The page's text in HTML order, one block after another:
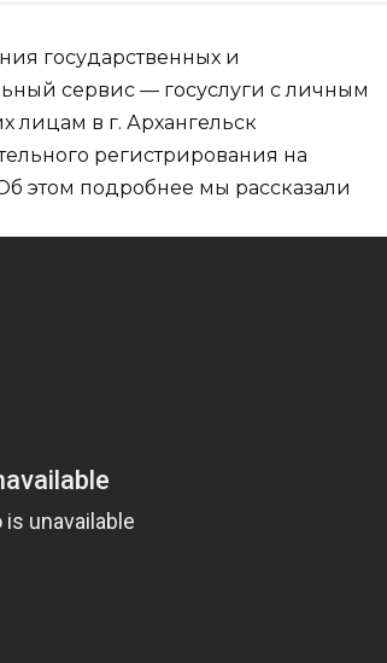
государственных и
сервис — госуслуги с личным
лицам в г. Архангельск
регистрирования на
этом подробнее мы рассказали